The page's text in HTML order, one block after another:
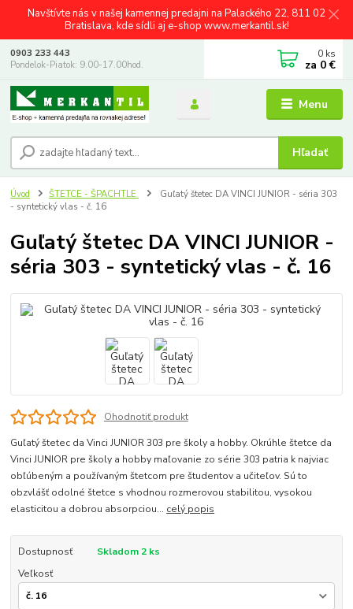
Navštívte nás v našej kamennej predajni na Palackého 22, 811 02
Bratislava, kde sídli aj e-shop www.merkantil.sk!
Menu
Hľadať
0903 233 443
Pondelok-Piatok: 9.00-17.00hod.
0 ks
za 0 €
Úvod ŠTETCE - ŠPACHTLE
Guľatý štetec DA VINCI JUNIOR - séria 303
- syntetický vlas - č. 16
Guľatý štetec DA VINCI JUNIOR -
séria 303 - syntetický vlas - č. 16
Ohodnotiť produkt
Guľatý štetec da Vinci JUNIOR 303 pre školy a hobby. Okrúhle štetce da
Vinci JUNIOR pre školy a hobby maľovanie zo série 303 patria k najviac
obľúbeným a používaným štetcom pre študentov a učiteľov. Sú to
obzvlášť odolné štetce s vhodnou rozmerovou stabilitou, vysokou
elasticitou a dobrou absorpciou... celý popis
Dostupnosť
Skladom 2 ks
Veľkosť